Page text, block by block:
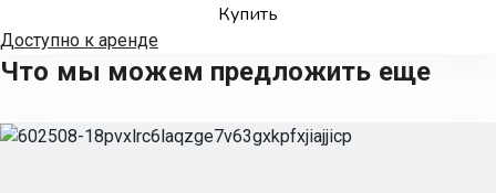
Купить
Доступно к аренде
Что мы можем предложить еще